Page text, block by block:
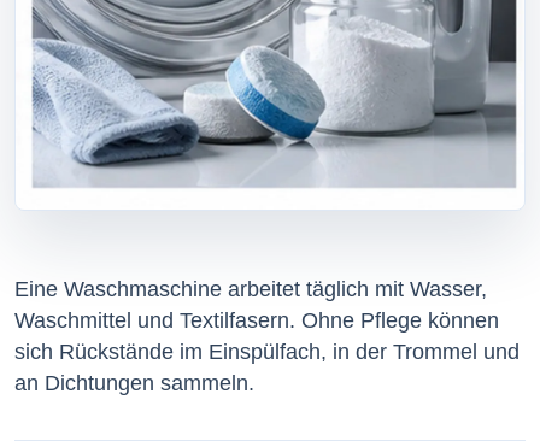
Eine Waschmaschine arbeitet täglich mit Wasser,
Waschmittel und Textilfasern. Ohne Pflege können
sich Rückstände im Einspülfach, in der Trommel und
an Dichtungen sammeln.